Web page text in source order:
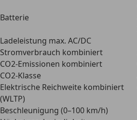
Batterie
Ladeleistung max. AC/DC
Stromverbrauch kombiniert
CO2-Emissionen kombiniert
CO2-Klasse
Elektrische Reichweite kombiniert
(WLTP)
Beschleunigung (0–100 km/h)